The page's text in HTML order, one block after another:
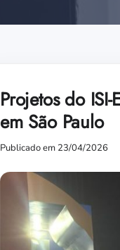
Projetos do
em São Paulo
Publicado em 23/04/2026